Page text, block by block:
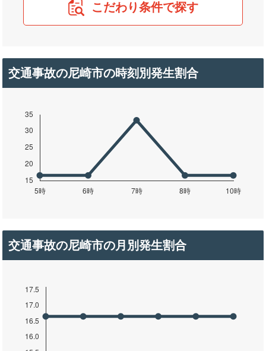
こだわり条件で探す
交通事故の尼崎市の時刻別発生割合
交通事故の尼崎市の月別発生割合